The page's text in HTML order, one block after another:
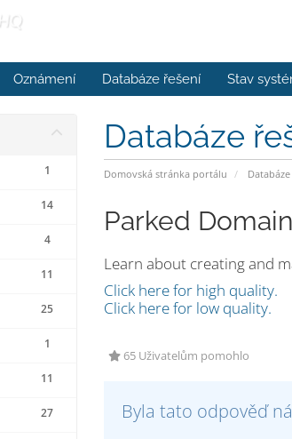
Oznámení Databáze řešení Stav
Databáze
Domovská stránka portálu
1
14
4
11
25
1
11
27
Parked
Learn about creating and
Click here for high quality.
Click here for low quality.
65 Uživatelům pomohlo
Byla tato odpověď